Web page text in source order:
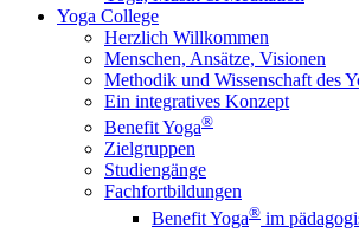
Yoga College
Herzlich Willkommen
Menschen, Ansätze, Visionen
Methodik und Wissenschaft des
Ein integratives Konzept
Benefit Yoga®
Zielgruppen
Studiengänge
Fachfortbildungen
Benefit Yoga® im